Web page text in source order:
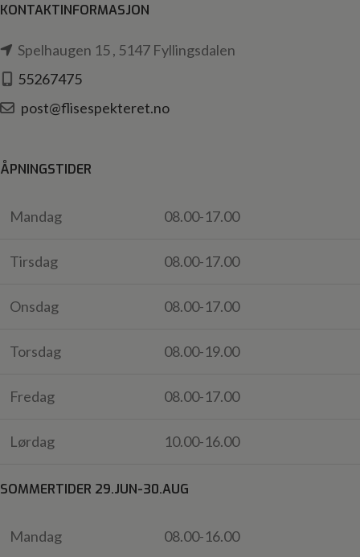
KONTAKTINFORMASJON
Spelhaugen 15 , 5147 Fyllingsdalen
55267475
post@flisespekteret.no
ÅPNINGSTIDER
Mandag 08.00-17.00
Tirsdag 08.00-17.00
Onsdag 08.00-17.00
Torsdag 08.00-19.00
Fredag 08.00-17.00
Lørdag 10.00-16.00
SOMMERTIDER 29.JUN-30.AUG
Mandag 08.00-16.00